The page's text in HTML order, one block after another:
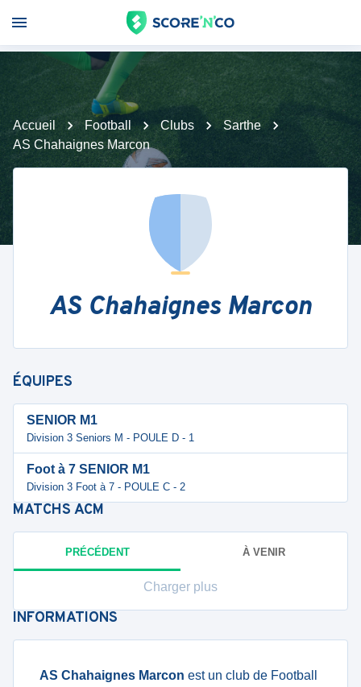
Accueil Football Clubs
Sarthe
AS Chahaignes Marcon
AS Chahaignes Marcon
ÉQUIPES
SENIOR M1
Division 3 Seniors M - POULE D - 1
Foot à 7 SENIOR M1
Division 3 Foot à 7 - POULE C - 2
MATCHS ACM
PRÉCÉDENT À VENIR
Charger plus
INFORMATIONS
AS Chahaignes Marcon est un club de Football